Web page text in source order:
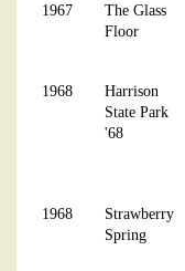
1967
The Glass
Floor
1968
Harrison
State Park
'68
1968
Strawberry
Spring